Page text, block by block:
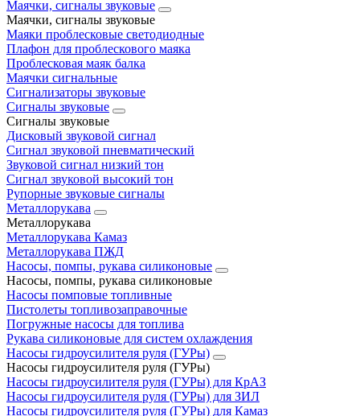
Маячки, сигналы звуковые
Маячки, сигналы звуковые
Маяки проблесковые светодиодные
Плафон для проблескового маяка
Проблесковая маяк балка
Маячки сигнальные
Сигнализаторы звуковые
Сигналы звуковые
Сигналы звуковые
Дисковый звуковой сигнал
Сигнал звуковой пневматический
Звуковой сигнал низкий тон
Сигнал звуковой высокий тон
Рупорные звуковые сигналы
Металлорукава
Металлорукава
Металлорукава Камаз
Металлорукава ПЖД
Насосы, помпы, рукава силиконовые
Насосы, помпы, рукава силиконовые
Насосы помповые топливные
Пистолеты топливозаправочные
Погружные насосы для топлива
Рукава силиконовые для систем охлаждения
Насосы гидроусилителя руля (ГУРы)
Насосы гидроусилителя руля (ГУРы)
Насосы гидроусилителя руля (ГУРы) для КрАЗ
Насосы гидроусилителя руля (ГУРы) для ЗИЛ
Насосы гидроусилителя руля (ГУРы) для Камаз